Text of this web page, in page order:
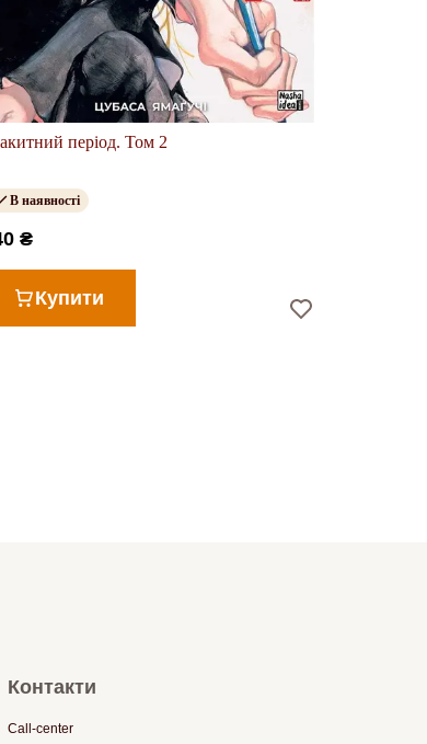
період. Том 2
В наявності
₴
Купити
Контакти
Call-center